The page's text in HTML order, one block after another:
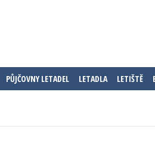
PŮJČOVNY LETADEL LETADLA LETIŠTĚ